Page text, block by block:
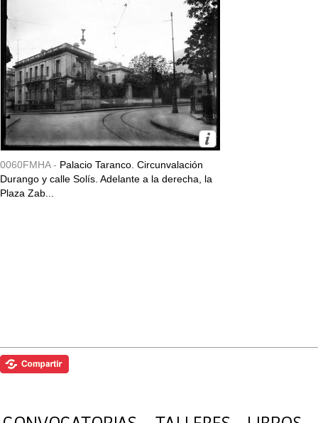
0060FMHA - Palacio Taranco. Circunvalación
Durango y calle Solís. Adelante a la derecha, la
Plaza Zab...